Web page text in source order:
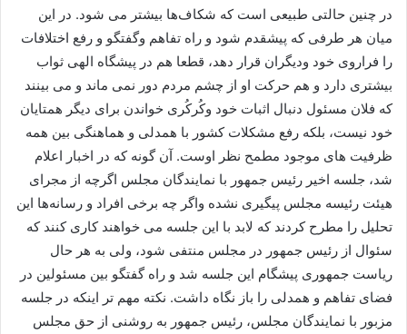
در چنین حالتی طبیعی است که شکاف‌ها بیشتر می شود. در این
میان هر طرفی که پیشقدم شود و راه تفاهم وگفتگو و رفع اختلافات
را فراروی خود ودیگران قرار دهد، قطعا هم در پیشگاه الهی ثواب
بیشتری دارد و هم حرکت او از چشم مردم دور نمی ماند و می بینند
که فلان مسئول دنبال اثبات خود وکُرکُری خواندن برای دیگر همتایان
خود نیست، بلکه رفع مشکلات کشور با همدلی و هماهنگی بین همه
ظرفیت های موجود مطمح نظر اوست. آن گونه که در اخبار اعلام
شد، جلسه اخیر رئیس جمهور با نمایندگان مجلس اگرچه از مجرای
هیئت رئیسه مجلس پیگیری نشده واگر چه برخی افراد و رسانه‌ها این
تحلیل را مطرح کردند که لابد با این جلسه می خواهند کاری کنند که
سئوال از رئیس جمهور در مجلس منتفی شود، ولی به هر حال
ریاست جمهوری پیشگام این جلسه شد و راه گفتگو بین مسئولین در
فضای تفاهم و همدلی را باز نگاه داشت. نکته مهم تر اینکه در جلسه
مزبور با نمایندگان مجلس، رئیس جمهور به روشنی از حق مجلس